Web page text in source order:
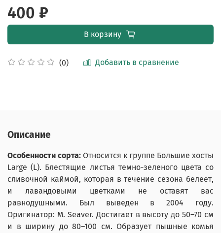
(0) Добавить в сравнение
400 ₽
В корзину
Описание
Особенности сорта: Относится к группе Большие хосты
Large (L). Блестящие листья темно-зеленого цвета со
сливочной каймой, которая в течение сезона белеет,
и лавандовыми цветками не оставят вас
равнодушными. Был выведен в 2004 году.
Оригинатор: M. Seaver. Достигает в высоту до 50–70 см
и в ширину до 80–100 см. Образует пышные комья